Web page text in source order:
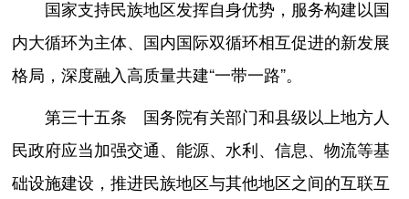
国家支持民族地区发挥自身优势，服务构建以国
内大循环为主体、国内国际双循环相互促进的新发展
格局，深度融入高质量共建“一带一路”。
第三十五条 国务院有关部门和县级以上地方人
民政府应当加强交通、能源、水利、信息、物流等基
础设施建设，推进民族地区与其他地区之间的互联互